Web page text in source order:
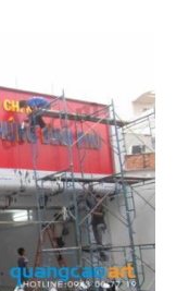
Làm Biển
Rẻ Tại Vinh Giải Pháp
Quả
Làm Hộp
Cáo Tại Vinh Giá Rẻ
Biển Led